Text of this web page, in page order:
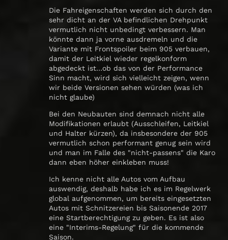
Die Fahreigenschaften werden sich durch den
sehr dicht an der VA befindlichen Drehpunkt
vermutlich nicht unbedingt verbessern. Man
könnte dann ja vorne ausdremeln und die
Variante mit Frontspoiler beim 905 verbauen,
damit der Leitkiel wieder regelkonform
abgedeckt ist…ob das von der Performance
Sinn macht, wird sich vielleicht zeigen, wenn
wir beide Versionen sehen würden (was ich
nicht glaube)
Bei den Neubauten sind demnach nicht alle
Modifikationen erlaubt (Ausschleifen, Leitkiel
und Halter kürzen), da insbesondere der 905
vermutlich schon performant genug sein wird
und man im Falle des "nicht-passens" die Karo
dann eben höher einkleben muss!
Ich kenne nicht alle Autos vom Aufbau
auswendig, deshalb habe ich es im Regelwerk
global aufgenommen, um bereits eingesetzten
Autos mit Schnitzereien bis Saisonende 2017
eine Startberechtigung zu geben. Es ist also
eine "Interims-Regelung" für die kommende
Saison.